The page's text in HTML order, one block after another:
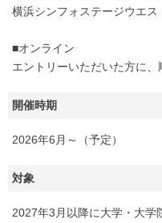
横浜シンフォステージウエス
■オンライン
エントリーいただいた方に、
開催時期
2026年6月～（予定）
対象
2027年3月以降に大学・大学